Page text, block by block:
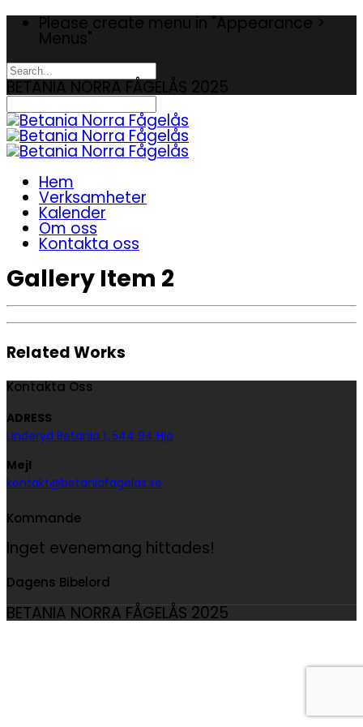
Please create menu in "Appearance >
Menus"
BETANIA NORRA FÅGELÅS 2025
Hem
Verksamheter
Kalender
Om oss
Kontakta oss
Gallery Item 2
Related Works
Kontakta Oss
ADRESS
Linderyd Betania 1, 544 94 Hjo
Mejl
kontakt@betaniafagelas.se
Kommande
Inget evenemang hittades!
Dagens Bibelord
BETANIA NORRA FÅGELÅS 2025